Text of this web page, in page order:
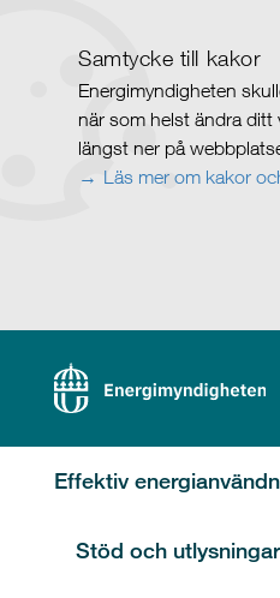
Samtycke till kakor
Energimyndigheten
när som helst ändra ditt
längst ner på
Läs mer om kakor
Effektiv
Stöd och utlysningar